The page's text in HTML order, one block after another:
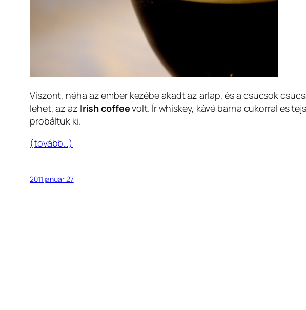
Viszont, néha az ember kezébe akadt az árlap, és a csúcsok
lehet, az az Irish coffeevolt. Ír whiskey, kávé barna cukorral es
probáltuk ki.
(tovább…)
2011 január 27